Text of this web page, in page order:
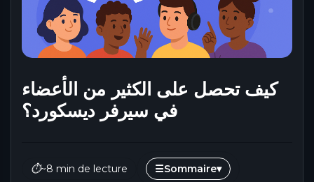
كيف تحصل على الكثير من الأعضاء
في سيرفر ديسكورد؟
⏱~8 min de lecture ☰Sommaire▾